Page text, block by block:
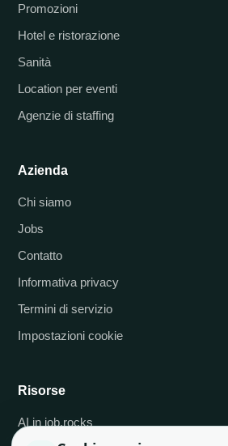
Promozioni
Hotel e ristorazione
Sanità
Location per eventi
Agenzie di staffing
Azienda
Chi siamo
Jobs
Contatto
Informativa privacy
Termini di servizio
Impostazioni cookie
Risorse
AI in job.rocks